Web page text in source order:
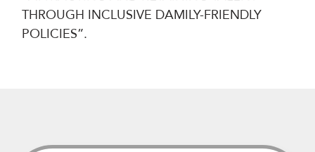
THROUGH INCLUSIVE DAMILY-FRIENDLY
POLICIES”.